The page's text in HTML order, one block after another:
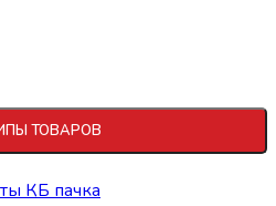
ТОВАРОВ
КБ пачка